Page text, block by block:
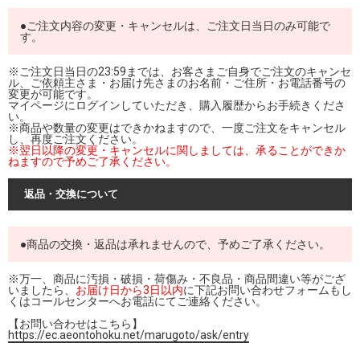
●ご注文内容の変更・キャンセルは、ご注文日当日のみ可能で
す。
※ご注文日当日の23:59までは、お客さまご自身でご注文のキャンセ
ル、ご依頼主さま・お届け先さまのお名前・ご住所・お電話番号の
変更が可能です。
マイページにログインしていただき、購入履歴からお手続きくださ
い。
※商品や数量の変更はできかねますので、一度ご注文をキャンセル
し、再度ご注文ください。
※翌日以降の変更・キャンセルに関しましては、承ることができか
ねますので予めご了承ください。
返品・交換について
●商品の交換・返品は承れませんので、予めご了承ください。
※万一、商品に汚損・破損・荷傷み・不良品・商品間違い等がござ
いましたら、 お届け日から3日以内に下記お問い合わせフォームもし
くはコールセンターへお電話にてご連絡ください。
【お問い合わせはこちら】
https://ec.aeontohoku.net/marugoto/ask/entry